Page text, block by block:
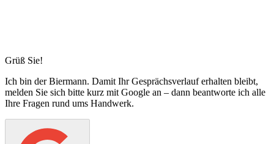
Grüß Sie!
Ich bin der Biermann. Damit Ihr Gesprächsverlauf erhalten bleibt,
melden Sie sich bitte kurz mit Google an – dann beantworte ich alle
Ihre Fragen rund ums Handwerk.